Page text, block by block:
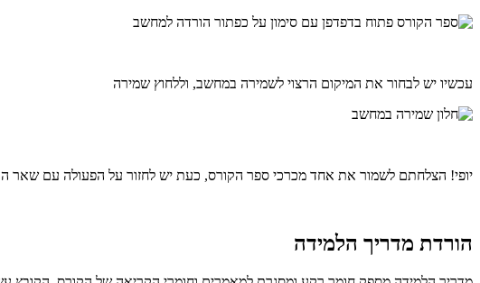
עכשיו יש לבחור את המיקום הרצוי לשמירה במחשב, וללחוץ שמירה
יופי! הצלחתם לשמור את אחד מכרכי ספר הקורס, כעת יש לחזור על הפעולה עם שאר
הורדת מדריך הלמידה